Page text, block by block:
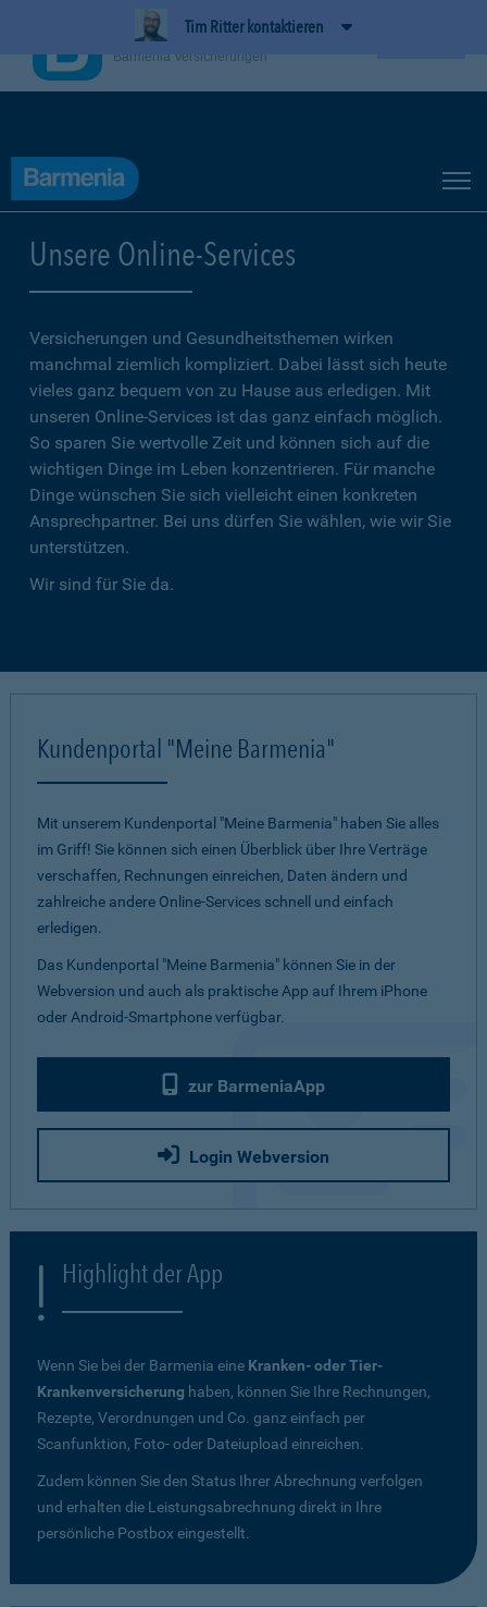
Tim Ritter kontaktieren
Unsere Online-Services
Versicherungen und Gesundheitsthemen wirken
manchmal ziemlich kompliziert. Dabei lässt sich heute
vieles ganz bequem von zu Hause aus erledigen. Mit
unseren Online-Services ist das ganz einfach möglich.
So sparen Sie wertvolle Zeit und können sich auf die
wichtigen Dinge im Leben konzentrieren. Für manche
Dinge wünschen Sie sich vielleicht einen konkreten
Ansprechpartner. Bei uns dürfen Sie wählen, wie wir Sie
unterstützen.
Wir sind für Sie da.
Kundenportal "Meine Barmenia"
Mit unserem Kundenportal "Meine Barmenia" haben Sie alles
im Griff! Sie können sich einen Überblick über Ihre Verträge
verschaffen, Rechnungen einreichen, Daten ändern und
zahlreiche andere Online-Services schnell und einfach
erledigen.
Das Kundenportal "Meine Barmenia" können Sie in der
Webversion und auch als praktische App auf Ihrem iPhone
oder Android-Smartphone verfügbar.
zur BarmeniaApp
Login Webversion
Highlight der App
Wenn Sie bei der Barmenia eine Kranken- oder Tier-
Krankenversicherung haben, können Sie Ihre Rechnungen,
Rezepte, Verordnungen und Co. ganz einfach per
Scanfunktion, Foto- oder Dateiupload einreichen.
Zudem können Sie den Status Ihrer Abrechnung verfolgen
und erhalten die Leistungsabrechnung direkt in Ihre
persönliche Postbox eingestellt.
BarmeniaApp
Barmenia Versicherungen